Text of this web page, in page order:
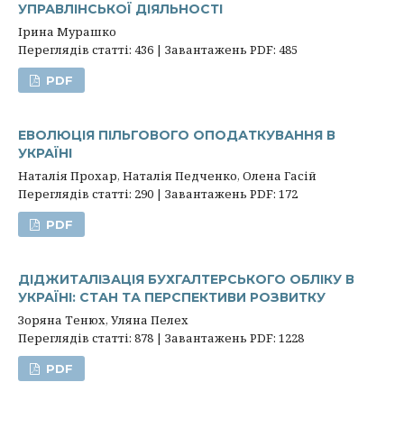
УПРАВЛІНСЬКОЇ ДІЯЛЬНОСТІ
Ірина Мурашко
Переглядів статті: 436 | Завантажень PDF: 485
PDF
ЕВОЛЮЦІЯ ПІЛЬГОВОГО ОПОДАТКУВАННЯ В
УКРАЇНІ
Наталія Прохар, Наталія Педченко, Олена Гасій
Переглядів статті: 290 | Завантажень PDF: 172
PDF
ДІДЖИТАЛІЗАЦІЯ БУХГАЛТЕРСЬКОГО ОБЛІКУ В
УКРАЇНІ: СТАН ТА ПЕРСПЕКТИВИ РОЗВИТКУ
Зоряна Тенюх, Уляна Пелех
Переглядів статті: 878 | Завантажень PDF: 1228
PDF